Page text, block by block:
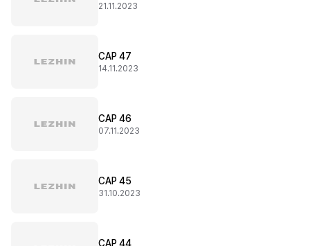
21.11.2023
CAP 47
14.11.2023
CAP 46
07.11.2023
CAP 45
31.10.2023
CAP 44